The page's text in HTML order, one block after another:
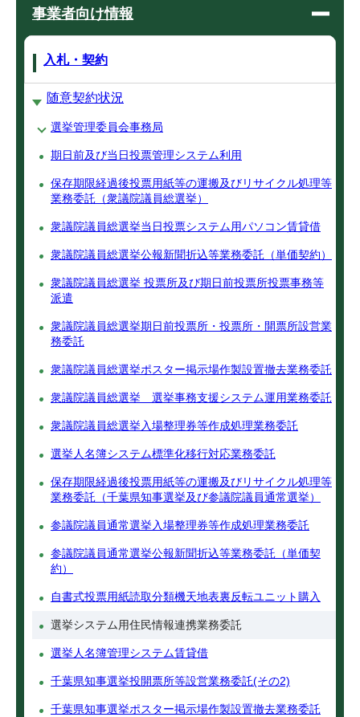
事業者向け情報
入札・契約
随意契約状況
選挙管理委員会事務局
期日前及び当日投票管理システム利用
保存期限経過後投票用紙等の運搬及びリサイクル処理等
業務委託（衆議院議員総選挙）
衆議院議員総選挙当日投票システム用パソコン賃貸借
衆議院議員総選挙公報新聞折込等業務委託（単価契約）
衆議院議員総選挙 投票所及び期日前投票所投票事務等
派遣
衆議院議員総選挙期日前投票所・投票所・開票所設営業
務委託
衆議院議員総選挙ポスター掲示場作製設置撤去業務委託
衆議院議員総選挙 選挙事務支援システム運用業務委託
衆議院議員総選挙入場整理券等作成処理業務委託
選挙人名簿システム標準化移行対応業務委託
保存期限経過後投票用紙等の運搬及びリサイクル処理等
業務委託（千葉県知事選挙及び参議院議員通常選挙）
参議院議員通常選挙入場整理券等作成処理業務委託
参議院議員通常選挙公報新聞折込等業務委託（単価契
約）
自書式投票用紙読取分類機天地表裏反転ユニット購入
選挙システム用住民情報連携業務委託
選挙人名簿管理システム賃貸借
千葉県知事選挙投開票所等設営業務委託(その2)
千葉県知事選挙ポスター掲示場作製設置撤去業務委託